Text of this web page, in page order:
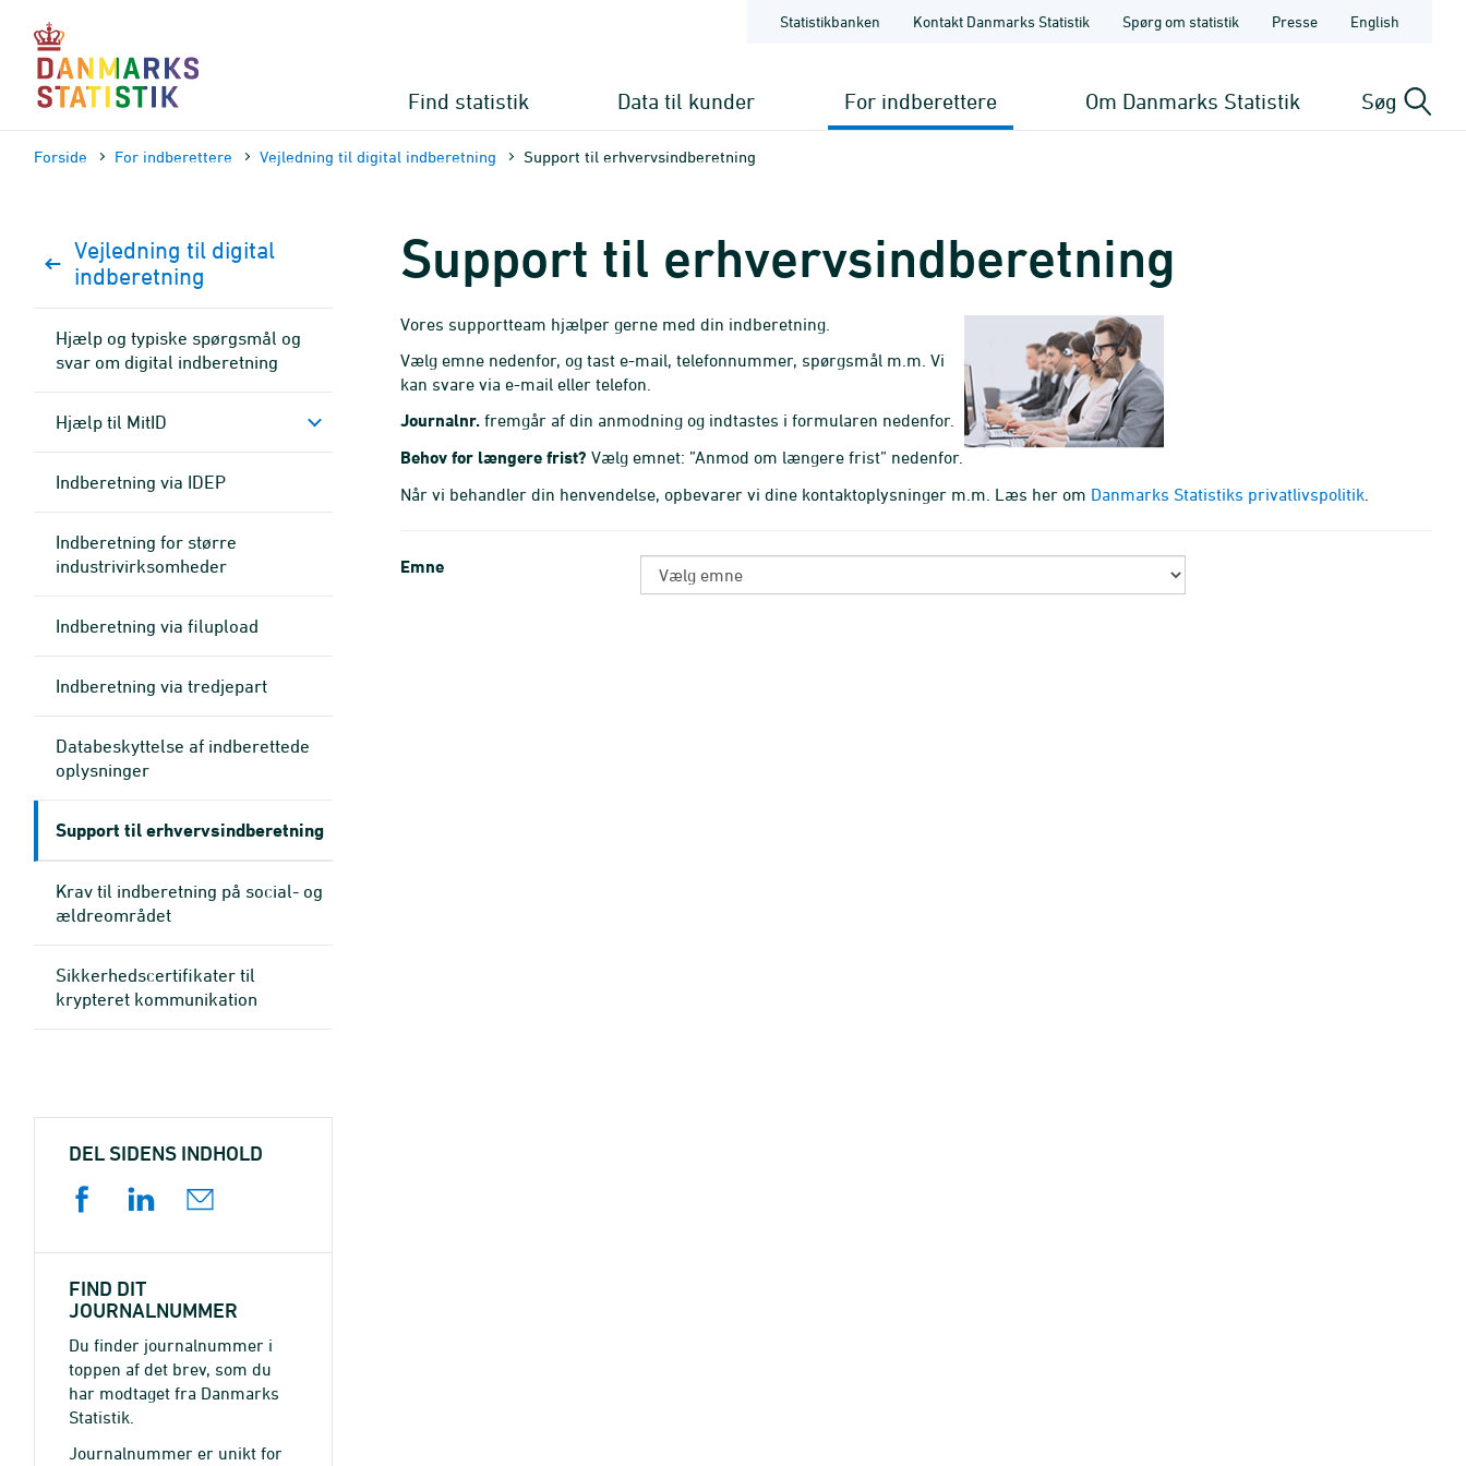
sidens
indhold
Statistikbanken Kontakt Danmarks Statistik Spørg om statistik Presse English
Find statistik Data til kunder For indberettere Om Danmarks Statistik Søg
Forside For indberettere Vejledning til digital indberetning Support til erhvervsindberetning
Support til erhvervsindberetning
Vores supportteam hjælper gerne med din indberetning.
Vælg emne nedenfor, og tast e-mail, telefonnummer, spørgsmål m.m. Vi
kan svare via e-mail eller telefon.
Journalnr. fremgår af din anmodning og indtastes i formularen nedenfor.
Behov for længere frist? Vælg emnet: ”Anmod om længere frist” nedenfor.
Når vi behandler din henvendelse, opbevarer vi dine kontaktoplysninger m.m. Læs her om Danmarks Statistiks privatlivspolitik
Emne
Vejledning til digital
indberetning
Hjælp og typiske spørgsmål og
svar om digital indberetning
Hjælp til MitID
Indberetning via IDEP
Indberetning for større
industrivirksomheder
Indberetning via filupload
Indberetning via tredjepart
Databeskyttelse af indberettede
oplysninger
Support til erhvervsindberetning
Krav til indberetning på social- og
ældreområdet
Sikkerhedscertifikater til
krypteret kommunikation
DEL SIDENS INDHOLD
FIND DIT
JOURNALNUMMER
Du finder journalnummer i
toppen af det brev, som du
har modtaget fra Danmarks
Statistik.
Journalnummer er unikt for